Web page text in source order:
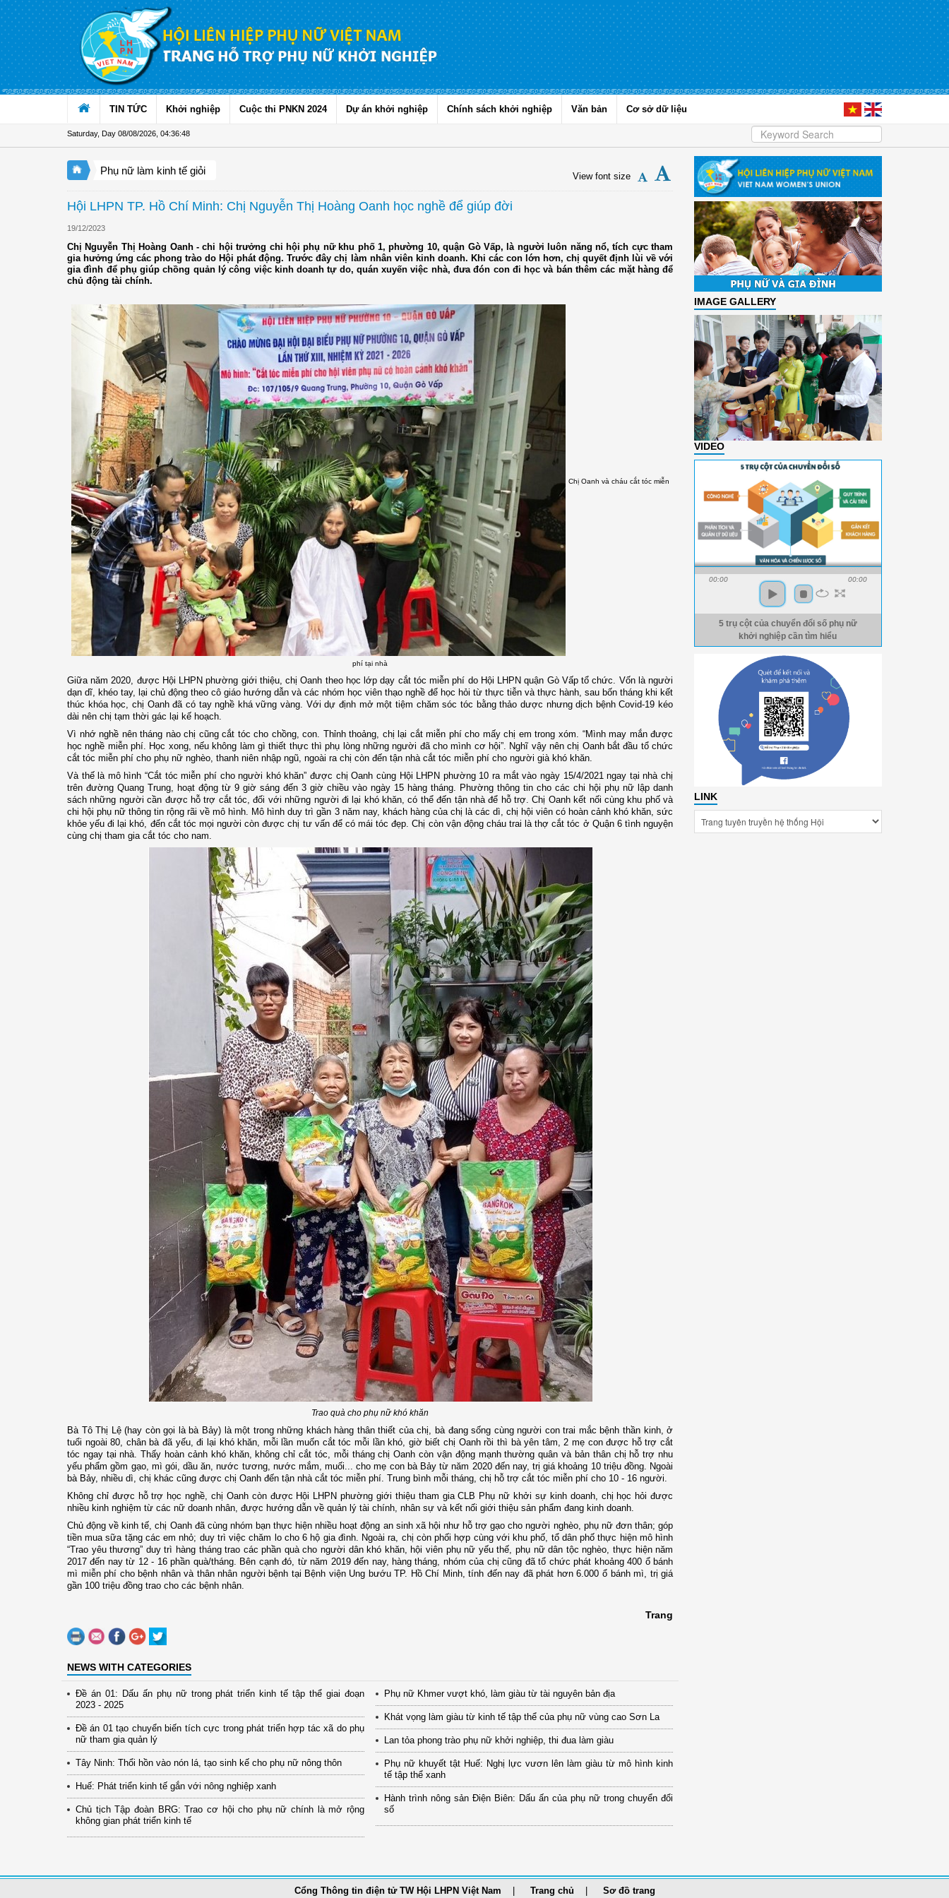
Skip to Content
TIN TỨC Khởi nghiệp Cuộc thi PNKN 2024 Dự án khởi nghiệp Chính sách khởi nghiệp Văn bản Cơ sở dữ liệu
Saturday, Day 08/08/2026 04:36:49
Phụ nữ làm kinh tế giỏi View font size
Hội LHPN TP. Hồ Chí Minh: Chị Nguyễn Thị Hoàng Oanh học nghề để giúp đời
19/12/2023
Chị Nguyễn Thị Hoàng Oanh - chi hội trưởng chi hội phụ nữ khu phố 1, phường 10, quận Gò Vấp, là người luôn năng nổ, tích cực tham
gia hưởng ứng các phong trào do Hội phát động. Trước đây chị làm nhân viên kinh doanh. Khi các con lớn hơn, chị quyết định lùi về với
gia đình để phụ giúp chồng quản lý công việc kinh doanh tự do, quán xuyến việc nhà, đưa đón con đi học và bán thêm các mặt hàng để
chủ động tài chính.
Chị Oanh và cháu cắt tóc miễn
phí tại nhà
Giữa năm 2020, được Hội LHPN phường giới thiệu, chị Oanh theo học lớp dạy cắt tóc miễn phí do Hội LHPN quận Gò Vấp tổ chức. Vốn là người
dạn dĩ, khéo tay, lại chủ động theo cô giáo hướng dẫn và các nhóm học viên thạo nghề để học hỏi từ thực tiễn và thực hành, sau bốn tháng khi kết
thúc khóa học, chị Oanh đã có tay nghề khá vững vàng. Với dự định mở một tiệm chăm sóc tóc bằng thảo dược nhưng dịch bệnh Covid-19 kéo
dài nên chị tạm thời gác lại kế hoạch.
Vì nhớ nghề nên tháng nào chị cũng cắt tóc cho chồng, con. Thỉnh thoảng, chị lại cắt miễn phí cho mấy chị em trong xóm. “Mình may mắn được
học nghề miễn phí. Học xong, nếu không làm gì thiết thực thì phụ lòng những người đã cho mình cơ hội”. Nghĩ vậy nên chị Oanh bắt đầu tổ chức
cắt tóc miễn phí cho phụ nữ nghèo, thanh niên nhập ngũ, ngoài ra chị còn đến tận nhà cắt tóc miễn phí cho người già khó khăn.
Và thế là mô hình “Cắt tóc miễn phí cho người khó khăn” được chị Oanh cùng Hội LHPN phường 10 ra mắt vào ngày 15/4/2021 ngay tại nhà chị
trên đường Quang Trung, hoạt động từ 9 giờ sáng đến 3 giờ chiều vào ngày 15 hàng tháng. Phường thông tin cho các chi hội phụ nữ lập danh
sách những người cần được hỗ trợ cắt tóc, đối với những người đi lại khó khăn, có thể đến tận nhà để hỗ trợ. Chị Oanh kết nối cùng khu phố và
chi hội phụ nữ thông tin rộng rãi về mô hình. Mô hình duy trì gần 3 năm nay, khách hàng của chị là các dì, chị hội viên có hoàn cảnh khó khăn, sức
khỏe yếu đi lại khó, đến cắt tóc mọi người còn được chị tư vấn để có mái tóc đẹp. Chị còn vận động cháu trai là thợ cắt tóc ở Quận 6 tình nguyện
cùng chị tham gia cắt tóc cho nam.
Trao quà cho phụ nữ khó khăn
Bà Tô Thị Lệ (hay còn gọi là bà Bảy) là một trong những khách hàng thân thiết của chị, bà đang sống cùng người con trai mắc bệnh thần kinh, ở
tuổi ngoài 80, chân bà đã yếu, đi lại khó khăn, mỗi lần muốn cắt tóc mỗi lần khó, giờ biết chị Oanh rồi thì bà yên tâm, 2 mẹ con được hỗ trợ cắt
tóc ngay tại nhà. Thấy hoàn cảnh khó khăn, không chỉ cắt tóc, mỗi tháng chị Oanh còn vận động mạnh thường quân và bản thân chị hỗ trợ nhu
yếu phẩm gồm gạo, mì gói, dầu ăn, nước tương, nước mắm, muối... cho mẹ con bà Bảy từ năm 2020 đến nay, trị giá khoảng 10 triệu đồng. Ngoài
bà Bảy, nhiều dì, chị khác cũng được chị Oanh đến tận nhà cắt tóc miễn phí. Trung bình mỗi tháng, chị hỗ trợ cắt tóc miễn phí cho 10 - 16 người.
Không chỉ được hỗ trợ học nghề, chị Oanh còn được Hội LHPN phường giới thiệu tham gia CLB Phụ nữ khởi sự kinh doanh, chị học hỏi được
nhiều kinh nghiệm từ các nữ doanh nhân, được hướng dẫn về quản lý tài chính, nhân sự và kết nối giới thiệu sản phẩm đang kinh doanh.
Chủ động về kinh tế, chị Oanh đã cùng nhóm bạn thực hiện nhiều hoạt động an sinh xã hội như hỗ trợ gạo cho người nghèo, phụ nữ đơn thân; góp
tiền mua sữa tặng các em nhỏ; duy trì việc chăm lo cho 6 hộ gia đình. Ngoài ra, chị còn phối hợp cùng với khu phố, tổ dân phố thực hiện mô hình
“Trao yêu thương” duy trì hàng tháng trao các phần quà cho người dân khó khăn, hội viên phụ nữ yếu thế, phụ nữ dân tộc nghèo, thực hiện năm
2017 đến nay từ 12 - 16 phần quà/tháng. Bên cạnh đó, từ năm 2019 đến nay, hàng tháng, nhóm của chị cũng đã tổ chức phát khoảng 400 ổ bánh
mì miễn phí cho bệnh nhân và thân nhân người bệnh tại Bệnh viện Ung bướu TP. Hồ Chí Minh, tính đến nay đã phát hơn 6.000 ổ bánh mì, trị giá
gần 100 triệu đồng trao cho các bệnh nhân.
Trang
NEWS WITH CATEGORIES
Đề án 01: Dấu ấn phụ nữ trong phát triển kinh tế tập thể giai đoạn
2023 - 2025
Đề án 01 tạo chuyển biến tích cực trong phát triển hợp tác xã do phụ
nữ tham gia quản lý
Tây Ninh: Thổi hồn vào nón lá, tạo sinh kế cho phụ nữ nông thôn
Huế: Phát triển kinh tế gắn với nông nghiệp xanh
Chủ tịch Tập đoàn BRG: Trao cơ hội cho phụ nữ chính là mở rộng
không gian phát triển kinh tế
Phụ nữ Khmer vượt khó, làm giàu từ tài nguyên bản địa
Khát vọng làm giàu từ kinh tế tập thể của phụ nữ vùng cao Sơn La
Lan tỏa phong trào phụ nữ khởi nghiệp, thi đua làm giàu
Phụ nữ khuyết tật Huế: Nghị lực vươn lên làm giàu từ mô hình kinh
tế tập thể xanh
Hành trình nông sản Điện Biên: Dấu ấn của phụ nữ trong chuyển đổi
số
IMAGE GALLERY
VIDEO
00:00 00:00
5 trụ cột của chuyển đổi số phụ nữ
khởi nghiệp cần tìm hiểu
LINK
Cổng Thông tin điện tử TW Hội LHPN Việt Nam Trang chủ Sơ đồ trang